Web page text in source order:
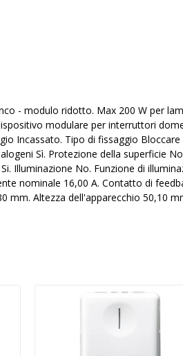
- modulo ridotto. Max 200 W per
modulare per interruttori
Incassato. Tipo di fissaggio
Sì. Protezione della superficie
Illuminazione No. Funzione di
nominale 16,00 A. Contatto di
mm. Altezza dell'apparecchio 50,10